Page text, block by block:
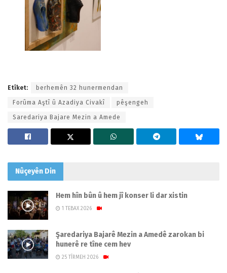
Etîket: berhemên 32 hunermendan
Forûma Aştî û Azadiya Civakî pêşengeh
Saredariya Bajare Mezin a Amede
Nûçeyên Din
Hem hîn bûn û hem jî konser li dar xistin
1 TEBAX 2026
Şaredariya Bajarê Mezin a Amedê zarokan bi
hunerê re tîne cem hev
25 TÎRMEH 2026